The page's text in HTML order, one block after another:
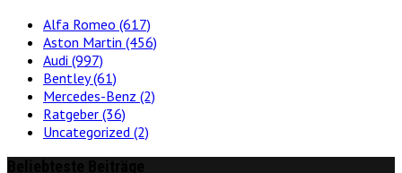
Alfa Romeo (617)
Aston Martin (456)
Audi (997)
Bentley(61)
Mercedes-Benz (2)
Ratgeber (36)
Uncategorized (2)